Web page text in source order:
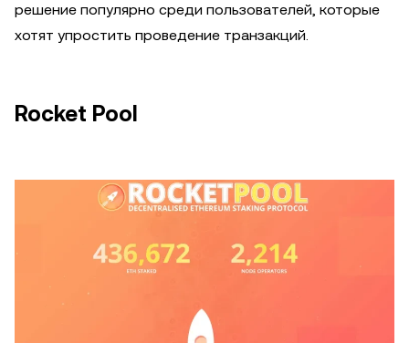
решение популярно среди пользователей, которые
хотят упростить проведение транзакций.
Rocket Pool